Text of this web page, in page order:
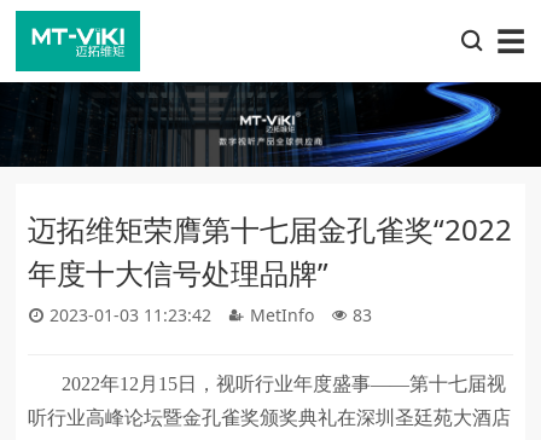
☰
迈拓维矩荣膺第十七届金孔雀奖“2022
年度十大信号处理品牌”
2023-01-03 11:23:42 MetInfo 83
2022年12月15日，视听行业年度盛事——第十七届视
听行业高峰论坛暨金孔雀奖颁奖典礼在深圳圣廷苑大酒店